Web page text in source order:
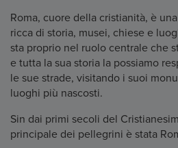
Roma, cuore della cristianità, è
ricca di storia, musei, chiese e
sta proprio nel ruolo centrale che
e tutta la sua storia la possiamo
le sue strade, visitando i suoi
luoghi più nascosti.
Sin dai primi secoli del
principale dei pellegrini è stata